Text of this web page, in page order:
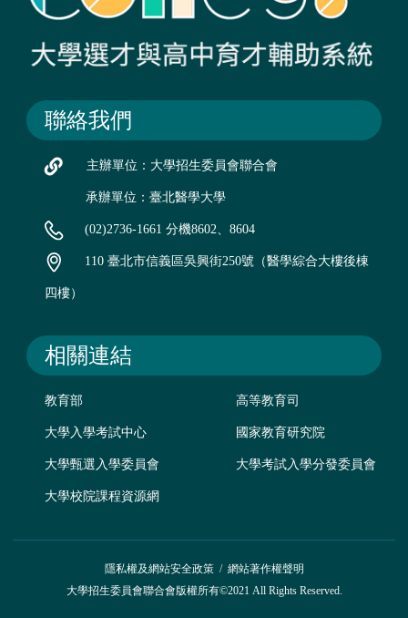
聯絡我們
主辦單位：大學招生委員會聯合會
承辦單位：臺北醫學大學
(02)2736-1661 分機8602、8604
110 臺北市信義區吳興街250號（醫學綜合大樓後棟
四樓）
相關連結
教育部 高等教育司
大學入學考試中心 國家教育研究院
大學甄選入學委員會 大學考試入學分發委員會
大學校院課程資源網
隱私權及網站安全政策/ 網站著作權聲明
大學招生委員會聯合會版權所有©2021 All Rights Reserved.